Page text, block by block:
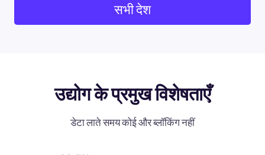
सभी देश
उद्योग के प्रमुख विशेषताएँ
डेटा लाते समय कोई और ब्लॉकिंग नहीं